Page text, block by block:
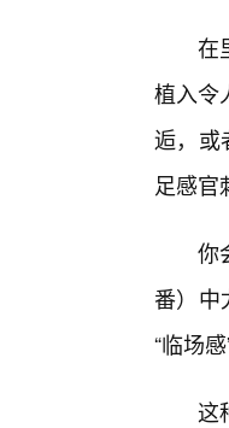
在
植入令
逅，或
足感官
你
番）中
“临场
这